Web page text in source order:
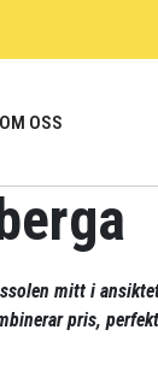
OM OSS
mitt i
pris, perfekt